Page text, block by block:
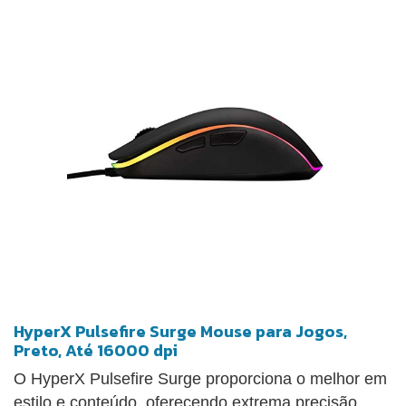
suaves e de baixo atrito.
HyperX Pulsefire Surge Mouse para Jogos,
Preto, Até 16000 dpi
O HyperX Pulsefire Surge proporciona o melhor em
estilo e conteúdo, oferecendo extrema precisão